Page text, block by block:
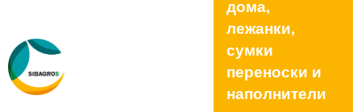
дома,
лежанки,
сумки
переноски и
наполнители